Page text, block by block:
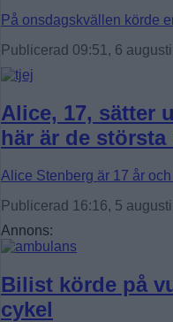
På onsdagskvällen körde
Publicerad 09:51, 6
Alice, 17, sätter
här är de
Alice Stenberg är 17 år
Publicerad 16:16, 5
Annons:
Bilist körde på
cykel